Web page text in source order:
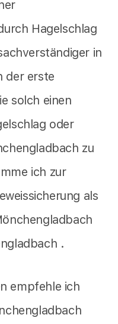
Hagelschlag
in
der erste
solch einen
oder
zu
ich zur
als
.
empfehle ich